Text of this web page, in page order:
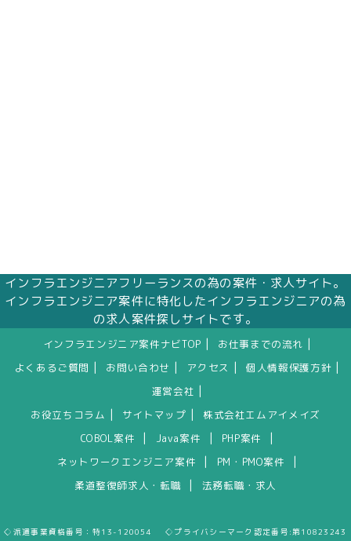
インフラエンジニアフリーランスの為の案件・求人サイト。
インフラエンジニア案件に特化したインフラエンジニアの為
の求人案件探しサイトです。
インフラエンジニア案件ナビTOP お仕事までの流れ
よくあるご質問 お問い合わせ アクセス 個人情報保護方針
運営会社
お役立ちコラム サイトマップ
株式会社エムアイメイズ
COBOL案件
Java案件 PHP案件
ネットワークエンジニア案件 PM・PMO案件
柔道整復師求人・転職 法務転職・求人
◇派遣事業資格番号：特13-120054 ◇プライバシーマーク認定番号:第10823243